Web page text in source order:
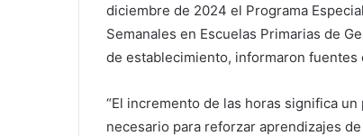
diciembre de 2024 el Programa
Semanales en Escuelas Primarias de
de establecimiento, informaron fuentes
“El incremento de las horas significa
necesario para reforzar aprendizajes